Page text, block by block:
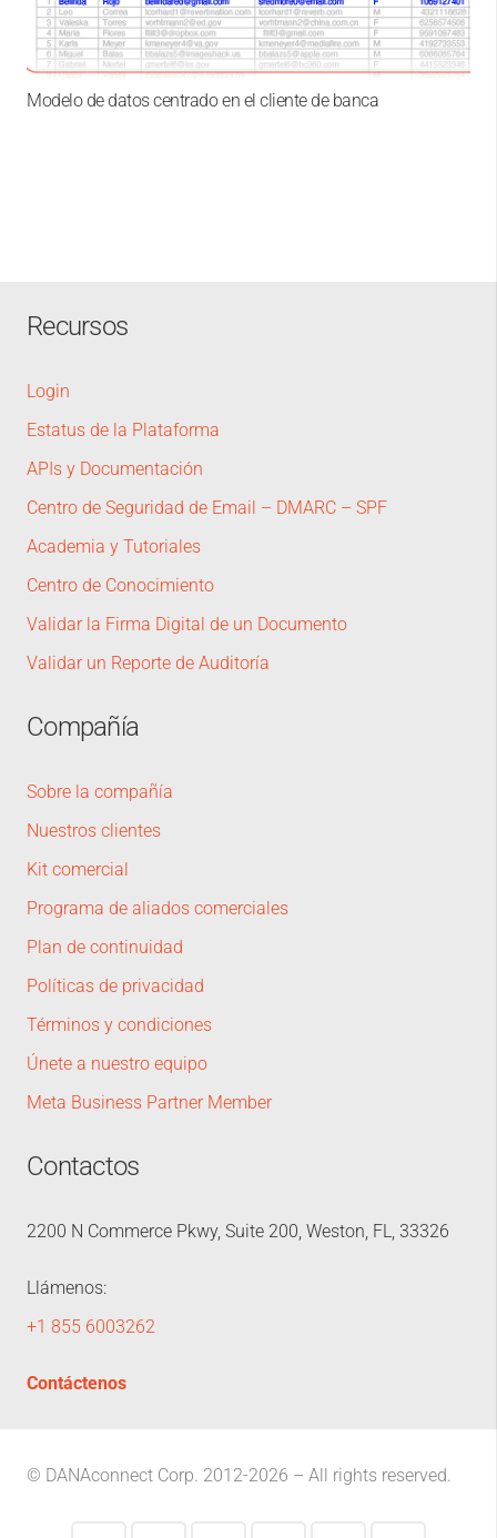
Modelo de datos centrado en el cliente de banca
Recursos
Login
Estatus de la Plataforma
APIs y Documentación
Centro de Seguridad de Email – DMARC – SPF
Academia y Tutoriales
Centro de Conocimiento
Validar la Firma Digital de un Documento
Validar un Reporte de Auditoría
Compañía
Sobre la compañía
Nuestros clientes
Kit comercial
Programa de aliados comerciales
Plan de continuidad
Políticas de privacidad
Términos y condiciones
Únete a nuestro equipo
Meta Business Partner Member
Contactos
2200 N Commerce Pkwy, Suite 200, Weston, FL, 33326
Llámenos:
+1 855 6003262
Contáctenos
© DANAconnect Corp. 2012-2026 – All rights reserved.